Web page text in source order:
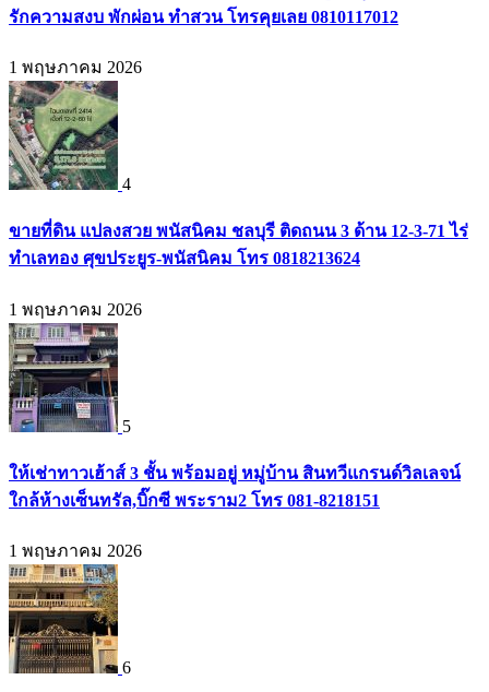
รักความสงบ พักผ่อน ทำสวน โทรคุยเลย 0810117012
1 พฤษภาคม 2026
4
ขายที่ดิน แปลงสวย พนัสนิคม ชลบุรี ติดถนน 3 ด้าน 12-3-71 ไร่
ทำเลทอง ศุขประยูร-พนัสนิคม โทร 0818213624
1 พฤษภาคม 2026
5
ให้เช่าทาวเฮ้าส์ 3 ชั้น พร้อมอยู่ หมู่บ้าน สินทวีแกรนด์วิลเลจน์
ใกล้ห้างเซ็นทรัล,บิ๊กซี พระราม2 โทร 081-8218151
1 พฤษภาคม 2026
6